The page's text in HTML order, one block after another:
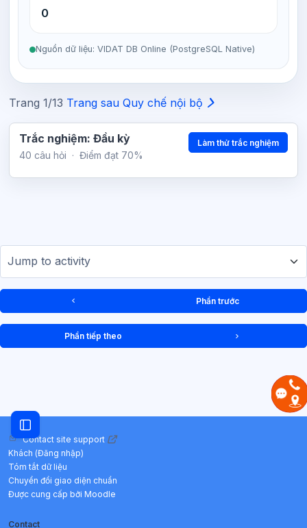
Mở chỉ số ngăn của khóa học
0
Nguồn dữ liệu: VIDAT DB Online (PostgreSQL Native)
Trang 1/13 Trang sau Quy chế nội bộ
Trắc nghiệm: Đầu kỳ
40 câu hỏi · Điểm đạt 70%
Làm thử trắc nghiệm
Phần trước
Phần tiếp theo
Contact site support
Khách (Đăng nhập)
Tóm tắt dữ liệu
Chuyển đổi giao diện chuẩn
Được cung cấp bởi Moodle
Contact